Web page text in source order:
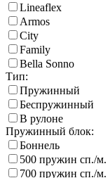
Lineaflex
Armos
City
Family
Bella Sonno
Тип:
Пружинный
Беспружинный
В рулоне
Пружинный блок:
Боннель
500 пружин сп./м.
700 пружин сп./м.